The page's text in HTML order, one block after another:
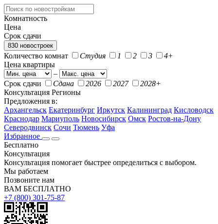
Комнатность
Цена
Срок сдачи
830 новостроек
Количество комнат Студия 1 2 3
4+
Цена квартиры
–
Срок сдачи
Сдана 2026 2027
2028+
Консультация Регионы
Предложения в:
Архангельск Екатеринбург Иркутск Калининград Кисловодск
Краснодар Мариуполь Новосибирск Омск Ростов-на-Дону
Северодвинск Сочи Тюмень Уфа
Избранное
Бесплатно
Консультация
Консультация помогает быстрее определиться с выбором.
Мы работаем
Позвоните нам
ВАМ БЕСПЛАТНО
+7 (800) 301-75-87